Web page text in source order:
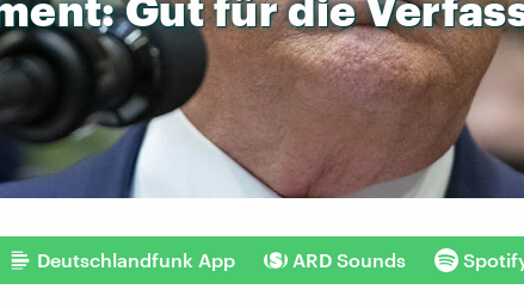
Deutschlandfunk App ARD Sounds